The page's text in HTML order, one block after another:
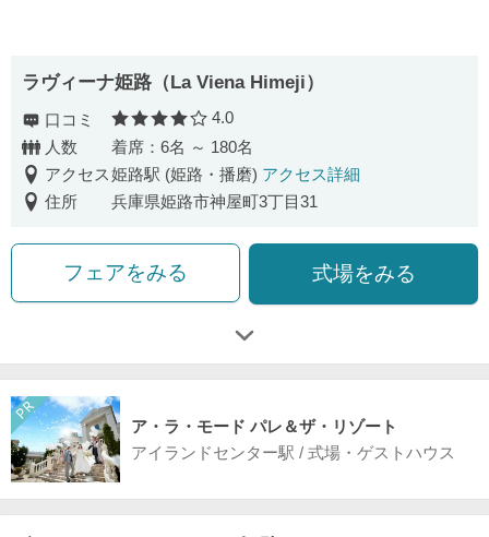
ラヴィーナ姫路（La Viena Himeji）
口コミ 口コミ評価
4.0
人数
着席：6名 ～ 180名
アクセス姫路駅 (姫路・播磨) アクセス詳細
住所
兵庫県姫路市神屋町3丁目31
フェアをみる 式場をみる
ア・ラ・モード パレ＆ザ・リゾート
アイランドセンター駅 / 式場・ゲストハウス